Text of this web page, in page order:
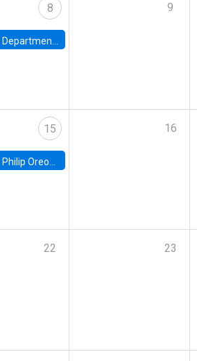
8
Department Seminar: James Robinson
9
15
Philip Oreopolous, University of Toronto
16
22 23